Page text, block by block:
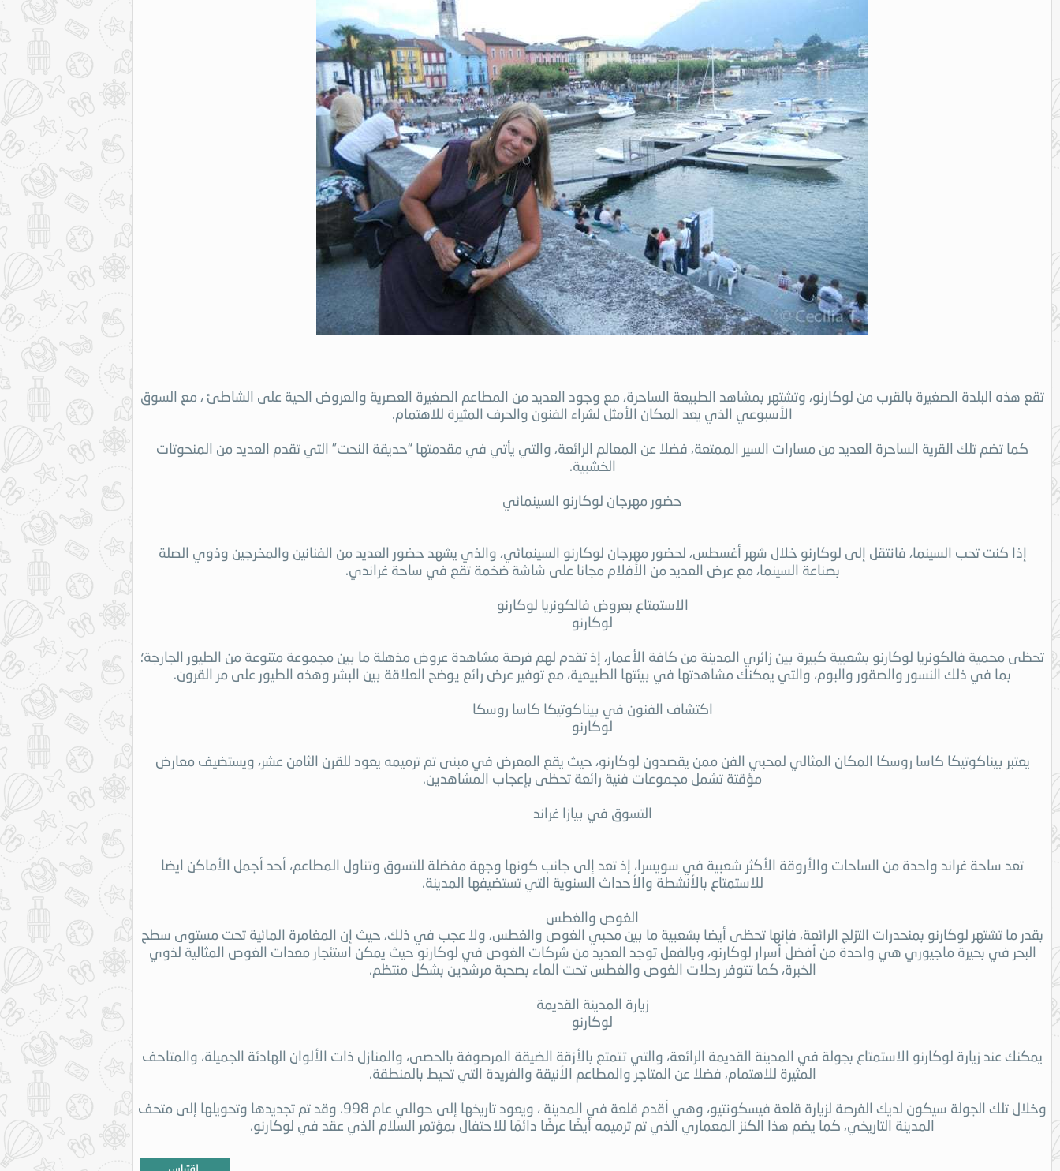
تقع هذه البلدة الصغيرة بالقرب من لوكارنو، وتشتهر بمشاهد الطبيعة الساحرة، مع وجود العديد من المطاعم الصغيرة العصرية والعروض الحية على الشاطئ ، مع السوق
الأسبوعي الذي يعد المكان الأمثل لشراء الفنون والحرف المثيرة للاهتمام.
كما تضم تلك القرية الساحرة العديد من مسارات السير الممتعة، فضلا عن المعالم الرائعة، والتي يأتي في مقدمتها “حديقة النحت” التي تقدم العديد من المنحوتات
الخشبية.
حضور مهرجان لوكارنو السينمائي
إذا كنت تحب السينما، فانتقل إلى لوكارنو خلال شهر أغسطس، لحضور مهرجان لوكارنو السينمائي، والذي يشهد حضور العديد من الفنانين والمخرجين وذوي الصلة
بصناعة السينما، مع عرض العديد من الأفلام مجانا على شاشة ضخمة تقع في ساحة غراندي.
الاستمتاع بعروض فالكونريا لوكارنو
لوكارنو
تحظى محمية فالكونريا لوكارنو بشعبية كبيرة بين زائري المدينة من كافة الأعمار، إذ تقدم لهم فرصة مشاهدة عروض مذهلة ما بين مجموعة متنوعة من الطيور الجارجة؛
بما في ذلك النسور والصقور والبوم، والتي يمكنك مشاهدتها في بيئتها الطبيعية، مع توفير عرض رائع يوضح العلاقة بين البشر وهذه الطيور على مر القرون.
اكتشاف الفنون في بيناكوتيكا كاسا روسكا
لوكارنو
يعتبر بيناكوتيكا كاسا روسكا المكان المثالي لمحبي الفن ممن يقصدون لوكارنو، حيث يقع المعرض في مبنى تم ترميمه يعود للقرن الثامن عشر، ويستضيف معارض
مؤقتة تشمل مجموعات فنية رائعة تحظى بإعجاب المشاهدين.
التسوق في بيازا غراند
تعد ساحة غراند واحدة من الساحات والأروقة الأكثر شعبية في سويسرا، إذ تعد إلى جانب كونها وجهة مفضلة للتسوق وتناول المطاعم، أحد أجمل الأماكن ايضا
للاستمتاع بالأنشطة والأحداث السنوية التي تستضيفها المدينة.
الغوص والغطس
بقدر ما تشتهر لوكارنو بمنحدرات التزلج الرائعة، فإنها تحظى أيضا بشعبية ما بين محبي الغوص والغطس، ولا عجب في ذلك، حيث إن المغامرة المائية تحت مستوى سطح
البحر في بحيرة ماجيوري هي واحدة من أفضل أسرار لوكارنو، وبالفعل توجد العديد من شركات الغوص في لوكارنو حيث يمكن استئجار معدات الغوص المثالية لذوي
الخبرة، كما تتوفر رحلات الغوص والغطس تحت الماء بصحبة مرشدين بشكل منتظم.
زيارة المدينة القديمة
لوكارنو
يمكنك عند زيارة لوكارنو الاستمتاع بجولة في المدينة القديمة الرائعة، والتي تتمتع بالأزقة الضيقة المرصوفة بالحصى، والمنازل ذات الألوان الهادئة الجميلة، والمتاحف
المثيرة للاهتمام، فضلا عن المتاجر والمطاعم الأنيقة والفريدة التي تحيط بالمنطقة.
وخلال تلك الجولة سيكون لديك الفرصة لزيارة قلعة فيسكونتيو، وهي أقدم قلعة في المدينة ، ويعود تاريخها إلى حوالي عام 998. وقد تم تجديدها وتحويلها إلى متحف
المدينة التاريخي، كما يضم هذا الكنز المعماري الذي تم ترميمه أيضًا عرضًا دائمًا للاحتفال بمؤتمر السلام الذي عقد في لوكارنو.